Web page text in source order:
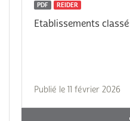
PDF REIDER
Etablissements
Publié le 11 février 2026